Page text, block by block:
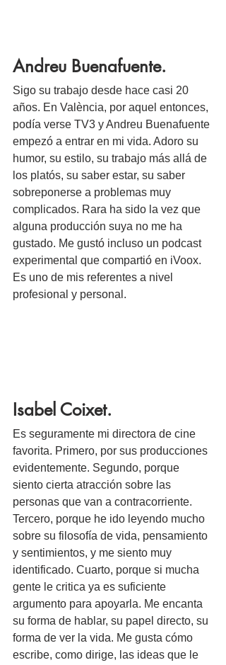
Andreu Buenafuente.
Sigo su trabajo desde hace casi 20
años. En València, por aquel entonces,
podía verse TV3 y Andreu Buenafuente
empezó a entrar en mi vida. Adoro su
humor, su estilo, su trabajo más allá de
los platós, su saber estar, su saber
sobreponerse a problemas muy
complicados. Rara ha sido la vez que
alguna producción suya no me ha
gustado. Me gustó incluso un podcast
experimental que compartió en iVoox.
Es uno de mis referentes a nivel
profesional y personal.
Isabel Coixet.
Es seguramente mi directora de cine
favorita. Primero, por sus producciones
evidentemente. Segundo, porque
siento cierta atracción sobre las
personas que van a contracorriente.
Tercero, porque he ido leyendo mucho
sobre su filosofía de vida, pensamiento
y sentimientos, y me siento muy
identificado. Cuarto, porque si mucha
gente le critica ya es suficiente
argumento para apoyarla. Me encanta
su forma de hablar, su papel directo, su
forma de ver la vida. Me gusta cómo
escribe, como dirige, las ideas que le